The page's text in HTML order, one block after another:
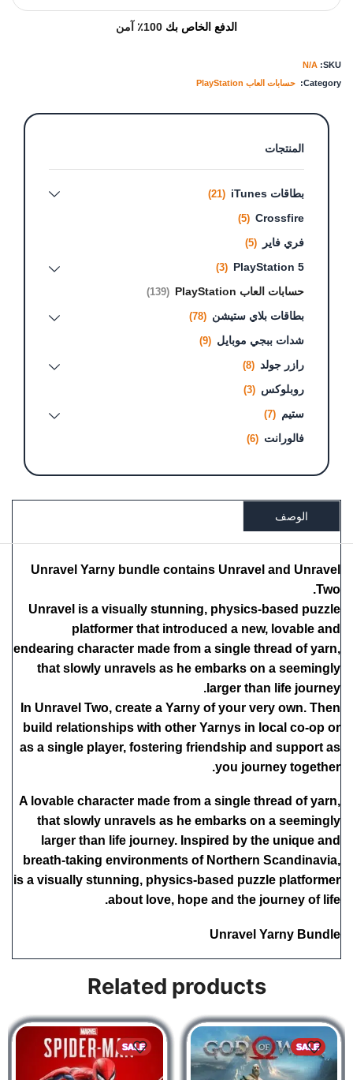
الدفع الخاص بك 100٪ آمن
SKU:
N/A
Category:
حسابات العاب PlayStation
المنتجات
بطاقات iTunes (21)
Crossfire
(5)
فري فاير (5)
PlayStation 5
(3)
حسابات العاب PlayStation (139)
بطاقات بلاي ستيشن (78)
شدات ببجي موبايل (9)
رازر جولد (8)
روبلوكس (3)
ستيم (7)
فالورانت (6)
الوصف
Unravel Yarny bundle contains Unravel and Unravel
Two.
Unravel is a visually stunning, physics-based puzzle
platformer that introduced a new, lovable and
endearing character made from a single thread of yarn,
that slowly unravels as he embarks on a seemingly
larger than life journey.
In Unravel Two, create a Yarny of your very own. Then
build relationships with other Yarnys in local co-op or
as a single player, fostering friendship and support as
you journey together.
A lovable character made from a single thread of yarn,
that slowly unravels as he embarks on a seemingly
larger than life journey. Inspired by the unique and
breath-taking environments of Northern Scandinavia,
is a visually stunning, physics-based puzzle platformer
about love, hope and the journey of life.
Unravel Yarny Bundle
Related products
SALE
SALE